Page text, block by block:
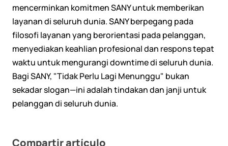
mencerminkan komitmen SANY untuk memberikan
layanan di seluruh dunia. SANY berpegang pada
filosofi layanan yang berorientasi pada pelanggan,
menyediakan keahlian profesional dan respons tepat
waktu untuk mengurangi downtime di seluruh dunia.
Bagi SANY, "Tidak Perlu Lagi Menunggu" bukan
sekadar slogan—ini adalah tindakan dan janji untuk
pelanggan di seluruh dunia.
Compartir artículo